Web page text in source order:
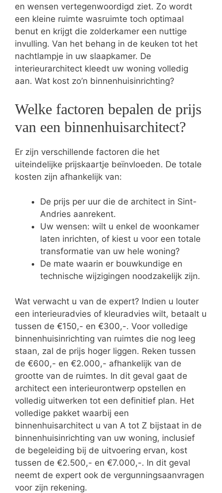
en wensen vertegenwoordigd ziet. Zo wordt
een kleine ruimte wasruimte toch optimaal
benut en krijgt die zolderkamer een nuttige
invulling. Van het behang in de keuken tot het
nachtlampje in uw slaapkamer. De
interieurarchitect kleedt uw woning volledig
aan. Wat kost zo’n binnenhuisinrichting?
Welke factoren bepalen de prijs
van een binnenhuisarchitect?
Er zijn verschillende factoren die het
uiteindelijke prijskaartje beïnvloeden. De totale
kosten zijn afhankelijk van:
De prijs per uur die de architect in Sint-
Andries aanrekent.
Uw wensen: wilt u enkel de woonkamer
laten inrichten, of kiest u voor een totale
transformatie van uw hele woning?
De mate waarin er bouwkundige en
technische wijzigingen noodzakelijk zijn.
Wat verwacht u van de expert? Indien u louter
een interieuradvies of kleuradvies wilt, betaalt u
tussen de €150,- en €300,-. Voor volledige
binnenhuisinrichting van ruimtes die nog leeg
staan, zal de prijs hoger liggen. Reken tussen
de €600,- en €2.000,- afhankelijk van de
grootte van de ruimtes. In dit geval gaat de
architect een interieurontwerp opstellen en
volledig uitwerken tot een definitief plan. Het
volledige pakket waarbij een
binnenhuisarchitect u van A tot Z bijstaat in de
binnenhuisinrichting van uw woning, inclusief
de begeleiding bij de uitvoering ervan, kost
tussen de €2.500,- en €7.000,-. In dit geval
neemt de expert ook de vergunningsaanvragen
voor zijn rekening.